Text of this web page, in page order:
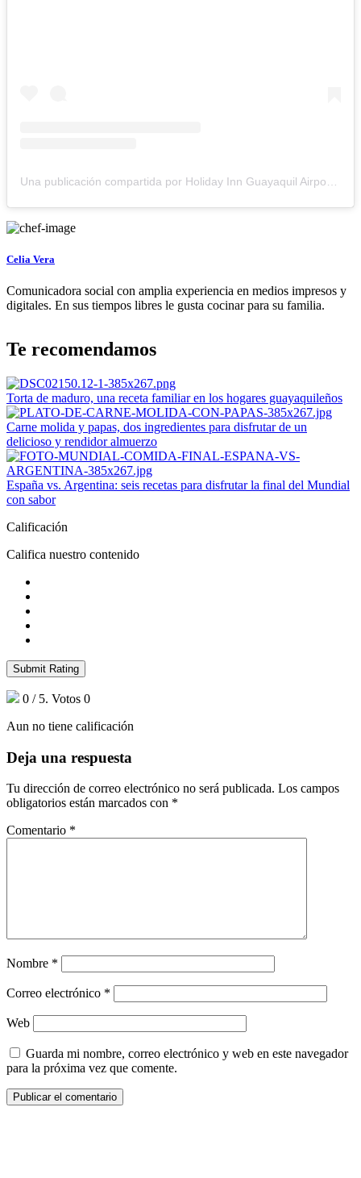
Celia Vera
Comunicadora social con amplia experiencia en medios impresos y
digitales. En sus tiempos libres le gusta cocinar para su familia.
Te recomendamos
Torta de maduro, una receta familiar en los hogares guayaquileños
Carne molida y papas, dos ingredientes para disfrutar de un
delicioso y rendidor almuerzo
España vs. Argentina: seis recetas para disfrutar la final del Mundial
con sabor
Calificación
Califica nuestro contenido
Submit Rating
0 / 5. Votos 0
Aun no tiene calificación
Deja una respuesta
Tu dirección de correo electrónico no será publicada. Los campos
obligatorios están marcados con *
Comentario *
Nombre *
Correo electrónico *
Web
Guarda mi nombre, correo electrónico y web en este navegador
para la próxima vez que comente.